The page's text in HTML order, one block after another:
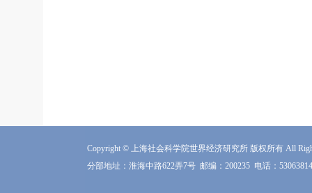
Copyright © 上海社会科学院世界经济研究所 版权所有 All
分部地址：淮海中路622弄7号 邮编：200235 电话：53063814